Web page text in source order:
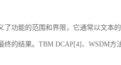
了功能的范围和界限，它通常以文本
的结果。TBM DCAP[4]、WSDM方